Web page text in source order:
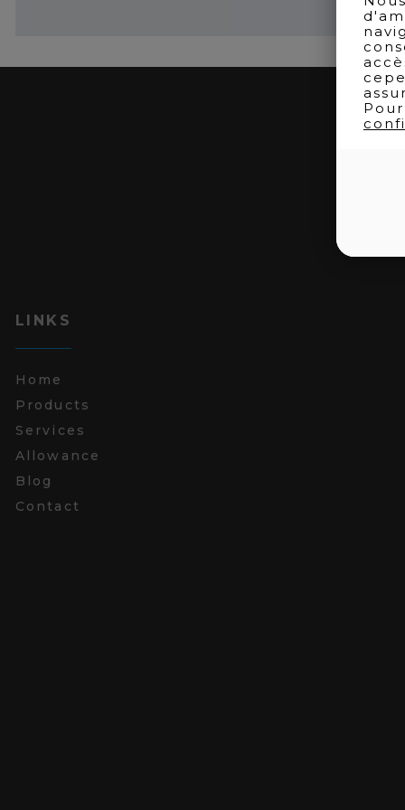
LINKS
Home
Products
Services
Allowance
Blog
Contact